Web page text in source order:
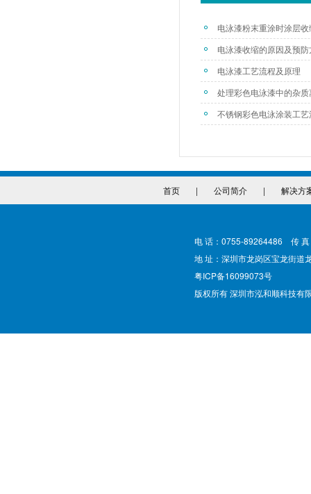
电泳漆粉末重涂时涂层
电泳漆收缩的原因及预
电泳漆工艺流程及原理
处理彩色电泳漆中的杂
不锈钢彩色电泳涂装工艺
首页 | 公司简介 | 解决方
电 话：0755-89264486 传
地 址：深圳市龙岗区宝龙街道
粤ICP备16099073号
版权所有 深圳市泓和顺科技有